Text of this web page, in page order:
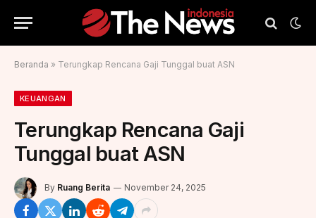
Beranda » Terungkap Rencana Gaji Tunggal buat ASN
KEUANGAN
Terungkap Rencana Gaji
Tunggal buat ASN
By Ruang Berita November 24, 2025